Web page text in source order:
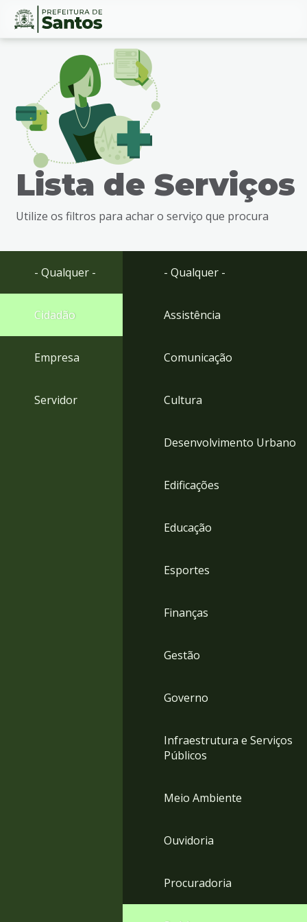
Ir
busca
Ir
rodapé
Conteúdo
Lista de Serviços
Utilize os filtros para achar o serviço que procura
- Qualquer -
Cidadão
Empresa
Servidor
- Qualquer -
Assistência
Comunicação
Cultura
Desenvolvimento Urbano
Edificações
Educação
Esportes
Finanças
Gestão
Governo
Infraestrutura e Serviços
Públicos
Meio Ambiente
Ouvidoria
Procuradoria